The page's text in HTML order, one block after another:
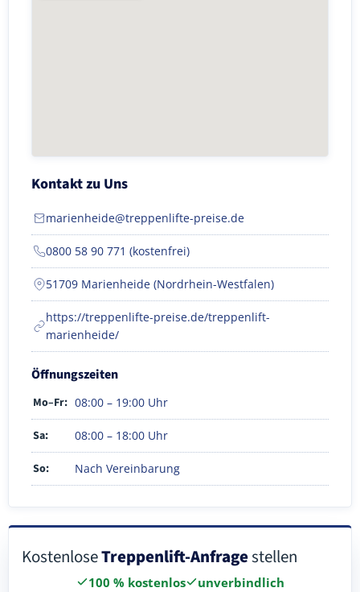
Kontakt zu Uns
marienheide@treppenlifte-preise.de
0800 58 90 771 (kostenfrei)
51709 Marienheide (Nordrhein-Westfalen)
https://treppenlifte-preise.de/treppenlift-
marienheide/
Öffnungszeiten
Mo–Fr: 08:00 – 19:00 Uhr
Sa: 08:00 – 18:00 Uhr
So: Nach Vereinbarung
KostenloseTreppenlift-Anfragestellen
100 % kostenlos
unverbindlich